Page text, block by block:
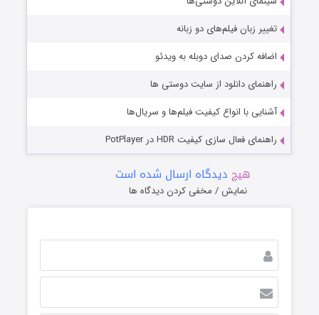
تغییر زبان فیلم‌های دو زبانه
اضافه کردن صدای دوبله به ویدئو
راهنمای دانلود از سایت دوستی ها
آشنایی با انواع کیفیت فیلم‌ها و سریال‌ها
راهنمای فعال سازی کیفیت HDR در PotPlayer
هیچ دیدگاه ارسال شده است
نمایش / مخفی کردن دیدگاه ها